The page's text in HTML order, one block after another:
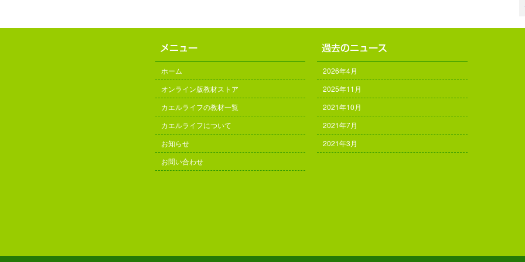
ホーム
オンライン版教材ストア
カエルライフの教材一覧
カエルライフについて
お知らせ
お問い合わせ
2026年4月
2025年11月
2021年10月
2021年7月
2021年3月